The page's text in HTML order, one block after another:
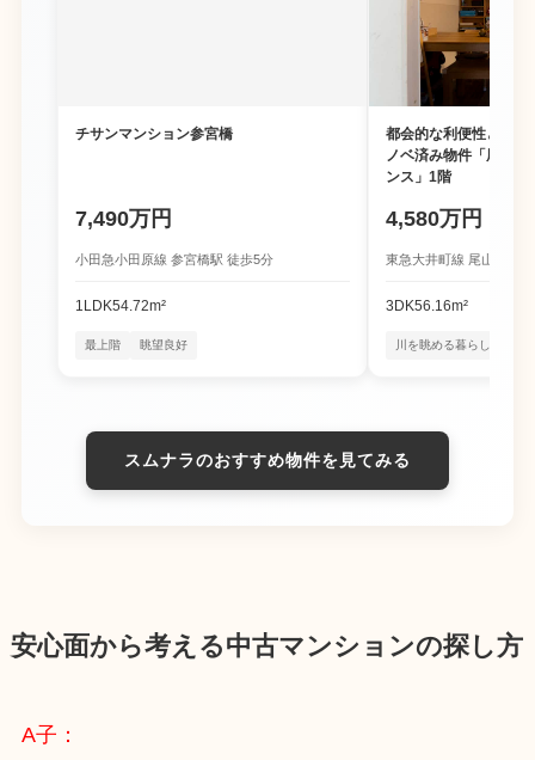
チサンマンション参宮橋
7,490万円
小田急小田原線 参宮橋駅 徒歩5分
1LDK54.72m²
最上階 眺望良好
都会的な利便性と豊か
ノベ済み物件「尾山台
ンス」1階
4,580万円
東急大井町線 尾山台駅
3DK56.16m²
川を眺める暮らし
スムナラのおすすめ物件を見てみる
安心面から考える中古マンションの探し方
A子：